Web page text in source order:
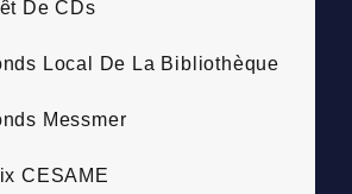
De CDs
Local De La Bibliothèque
Messmer
CESAME